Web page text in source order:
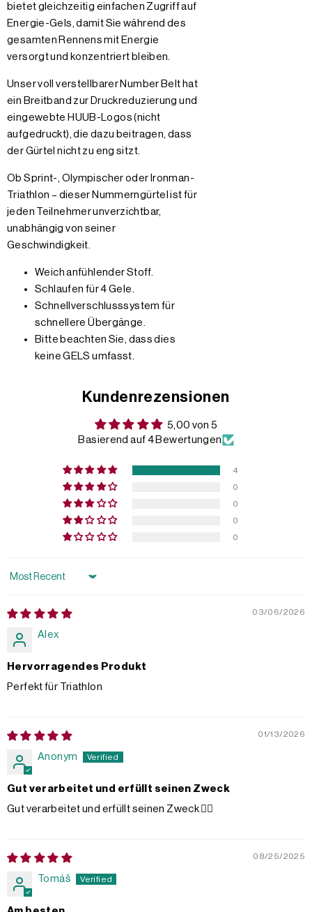
bietet gleichzeitig einfachen Zugriff auf
Energie-Gels, damit Sie während des
gesamten Rennens mit Energie
versorgt und konzentriert bleiben.
Unser voll verstellbarer Number Belt hat
ein Breitband zur Druckreduzierung und
eingewebte HUUB-Logos (nicht
aufgedruckt), die dazu beitragen, dass
der Gürtel nicht zu eng sitzt.
Ob Sprint-, Olympischer oder Ironman-
Triathlon – dieser Nummerngürtel ist für
jeden Teilnehmer unverzichtbar,
unabhängig von seiner
Geschwindigkeit.
Weich anfühlender Stoff.
Schlaufen für 4 Gele.
Schnellverschlusssystem für
schnellere Übergänge.
Bitte beachten Sie, dass dies
keine GELS umfasst.
Kundenrezensionen
5,00 von 5
Basierend auf 4 Bewertungen
4
0
0
0
0
Sort by
03/06/2026
Alex
Hervorragendes Produkt
Perfekt für Triathlon
01/13/2026
Anonym
Gut verarbeitet und erfüllt seinen Zweck
Gut verarbeitet und erfüllt seinen Zweck 👍🏻
08/25/2025
Tomáš